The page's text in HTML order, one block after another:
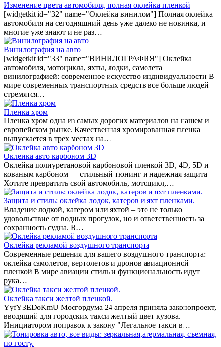
Изменение цвета автомобиля, полная оклейка пленкой
[widgetkit id="32" name="Оклейка винилом"] Полная оклейка
автомобиля на сегодняшний день уже далеко не новинка, и
многие уже знают и не раз…
Винилография на авто
[widgetkit id="33" name="ВИНИЛОГРАФИЯ"] Оклейка
автомобиля, мотоцикла, яхты, лодки, самолета
винилографией: современное искусство индивидуальности В
мире современных транспортных средств все больше людей
стремятся…
Пленка хром
Пленка хром одна из самых дорогих материалов на нашем и
европейском рынке. Качественная хромированная пленка
выпускается в трех местах на…
Оклейка авто карбоном 3D
Оклейка полиуретановой карбоновой пленкой 3D, 4D, 5D и
кованым карбоном — стильный тюнинг и надежная защита
Хотите превратить свой автомобиль, мотоцикл,…
Защита и стиль: оклейка лодок, катеров и яхт пленками.
Владение лодкой, катером или яхтой – это не только
удовольствие от водных прогулок, но и ответственность за
сохранность судна. В…
Оклейка рекламой воздушного транспорта
Современные решения для вашего воздушного транспорта:
оклейка самолетов, вертолетов и дронов авиационной
пленкой В мире авиации стиль и функциональность идут
рука…
Оклейка такси желтой пленкой.
YyfY3EDoKmU Мосгордума 24 апреля приняла законопроект,
вводящий для городских такси желтый цвет кузова.
Инициатором поправок к закону "Легальное такси в…